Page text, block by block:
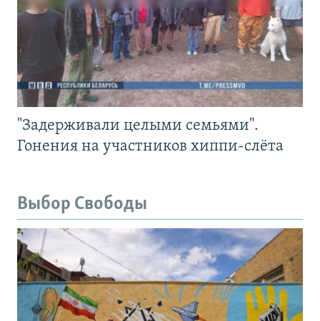
"Задерживали целыми семьями".
Гонения на участников хиппи-слёта
Выбор Свободы